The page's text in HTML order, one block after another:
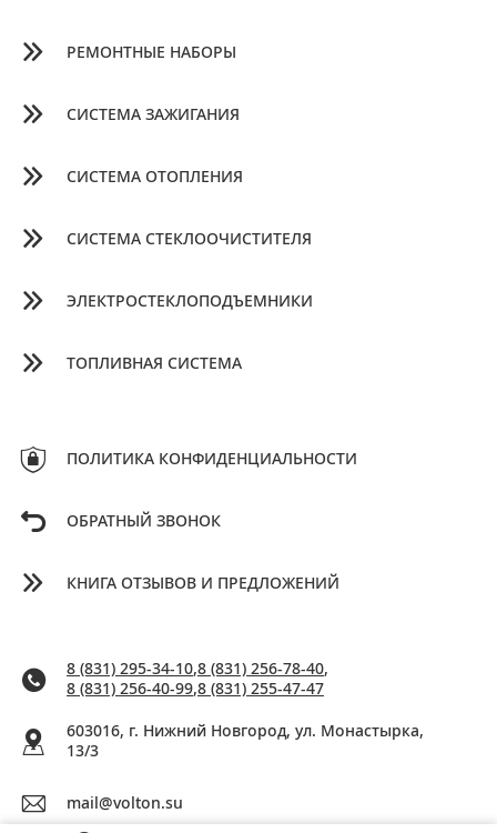
РЕМОНТНЫЕ НАБОРЫ
СИСТЕМА ЗАЖИГАНИЯ
СИСТЕМА ОТОПЛЕНИЯ
СИСТЕМА СТЕКЛООЧИСТИТЕЛЯ
ЭЛЕКТРОСТЕКЛОПОДЪЕМНИКИ
ТОПЛИВНАЯ СИСТЕМА
ПОЛИТИКА КОНФИДЕНЦИАЛЬНОСТИ
ОБРАТНЫЙ ЗВОНОК
КНИГА ОТЗЫВОВ И ПРЕДЛОЖЕНИЙ
8 (831) 295-34-10,8 (831) 256-78-40,
8 (831) 256-40-99,8 (831) 255-47-47
603016, г. Нижний Новгород, ул. Монастырка,
13/3
mail@volton.su